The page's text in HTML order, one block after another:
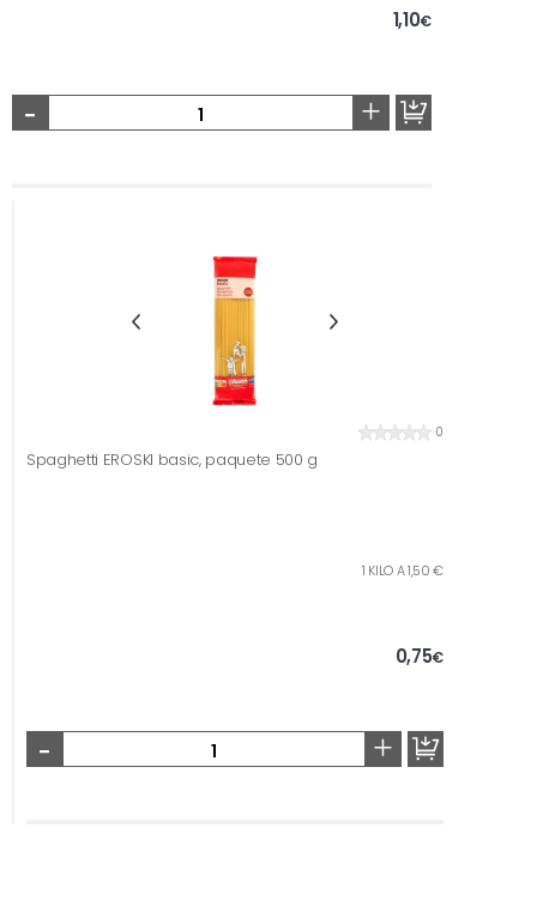
1,10€
- +
0
Spaghetti EROSKI basic, paquete 500 g
1 KILO A 1,50 €
0,75€
- +